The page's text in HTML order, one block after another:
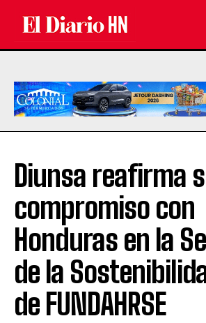
Diunsa reafirma
compromiso con
Honduras en la
de la
de FUNDAHRSE